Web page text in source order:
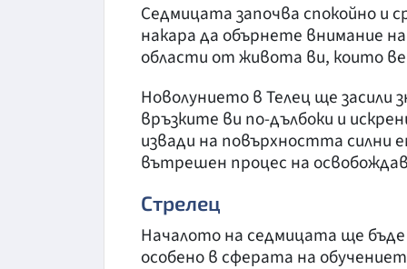
Седмицата започва спокойно и
накара да обърнете внимание
области от живота ви, които
Новолунието в Телец ще
връзките ви по-дълбоки и
извади на повърхността силни
вътрешен процес на
Стрелец
Началото на седмицата ще
особено в сферата на